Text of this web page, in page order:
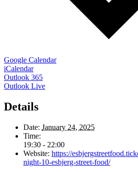
Google Calendar
iCalendar
Outlook 365
Outlook Live
Details
Date: January 24, 2025
Time:
19:30 - 22:00
Website: https://
night-10-esbjerg-street-food/